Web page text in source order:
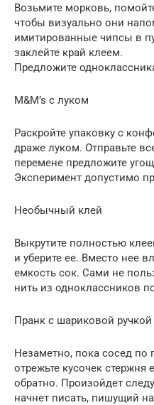
Возьмите морковь,
чтобы визуально они
имитированные чипсы в
заклейте край клеем.
Предложите
M&M’s с луком
Раскройте упаковку с
драже луком. Отправьте
перемене предложите
Эксперимент допустимо
Необычный клей
Выкрутите полностью
и уберите ее. Вместо нее
емкость сок. Сами не
нить из одноклассников
Пранк с шариковой ручкой
Незаметно, пока сосед по
отрежьте кусочек стержня
обратно. Произойдет
начнет писать, пишущий